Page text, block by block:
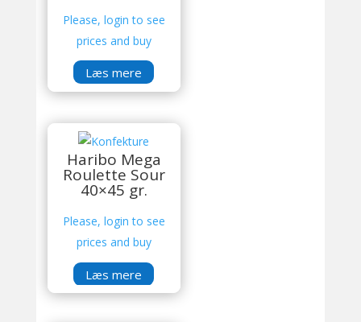
Please, login to see
prices and buy
Læs mere
Haribo Mega
Roulette Sour
40×45 gr.
Please, login to see
prices and buy
Læs mere